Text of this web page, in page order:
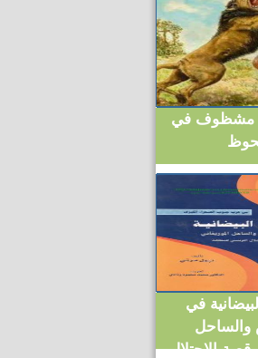
مشظوف في
في
والساحل
الاحتلال